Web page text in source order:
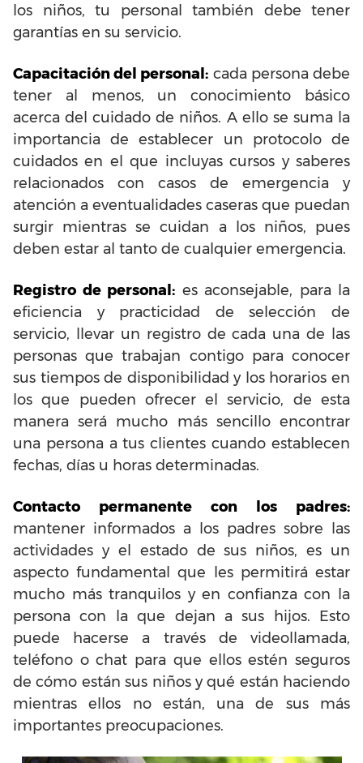
los niños, tu personal también debe tener
garantías en su servicio.
Capacitación del personal: cada persona debe
tener al menos, un conocimiento básico
acerca del cuidado de niños. A ello se suma la
importancia de establecer un protocolo de
cuidados en el que incluyas cursos y saberes
relacionados con casos de emergencia y
atención a eventualidades caseras que puedan
surgir mientras se cuidan a los niños, pues
deben estar al tanto de cualquier emergencia.
Registro de personal: es aconsejable, para la
eficiencia y practicidad de selección de
servicio, llevar un registro de cada una de las
personas que trabajan contigo para conocer
sus tiempos de disponibilidad y los horarios en
los que pueden ofrecer el servicio, de esta
manera será mucho más sencillo encontrar
una persona a tus clientes cuando establecen
fechas, días u horas determinadas.
Contacto permanente con los padres:
mantener informados a los padres sobre las
actividades y el estado de sus niños, es un
aspecto fundamental que les permitirá estar
mucho más tranquilos y en confianza con la
persona con la que dejan a sus hijos. Esto
puede hacerse a través de videollamada,
teléfono o chat para que ellos estén seguros
de cómo están sus niños y qué están haciendo
mientras ellos no están, una de sus más
importantes preocupaciones.